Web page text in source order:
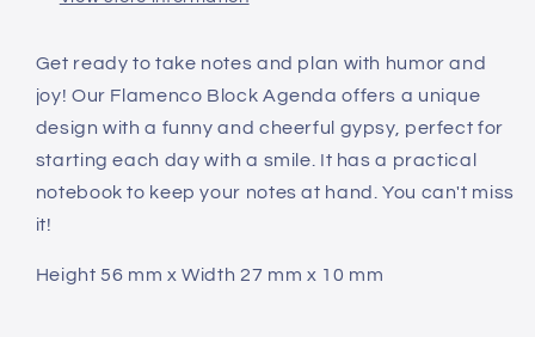
Get ready to take notes and plan with humor and
joy! Our Flamenco Block Agenda offers a unique
design with a funny and cheerful gypsy, perfect for
starting each day with a smile. It has a practical
notebook to keep your notes at hand. You can't miss
it!
Height 56 ​​mm x Width 27 mm x 10 mm